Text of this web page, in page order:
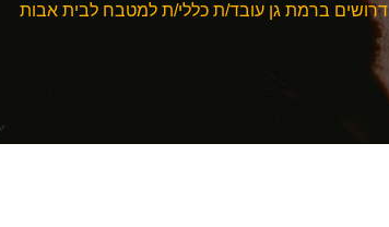
דרושים ברמת גן עובד/ת כללי/ת למטבח לבית אבות